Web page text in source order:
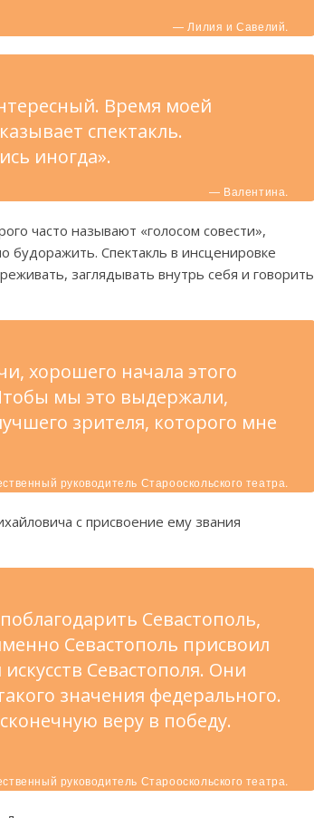
— Лилия и Савелий.
Время моей
спектакль.
иногда».
— Валентина.
часто называют «голосом совести»,
будоражить. Спектакль в инсценировке
заглядывать внутрь себя и говорить
хорошего начала этого
мы это выдержали,
зрителя, которого мне
руководитель Старооскольского театра.
с присвоение ему звания
Севастополь,
Севастополь присвоил
Севастополя. Они
значения федерального.
веру в победу.
руководитель Старооскольского театра.